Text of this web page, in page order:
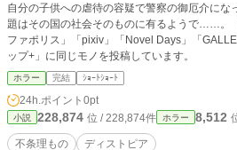
自分の子供への虐待の容疑で警察の御厄介にな
題はその国の社会そのものに有るようで……。
ファポリス」「pixiv」「Novel Days」「
ップ+」に同じモノを投稿しています。
ホラー 完結 ｼｮｰﾄｼｮｰﾄ
24h.ポイント 0pt
小説 228,874 位 / 228,874件 ホラー 8,512
不条理もの ディストピア